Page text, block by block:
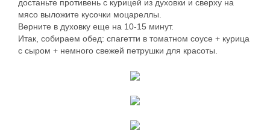
достаньте противень с курицей из духовки и сверху на
мясо выложите кусочки моцареллы.
Верните в духовку еще на 10-15 минут.
Итак, собираем обед: спагетти в томатном соусе + курица
с сыром + немного свежей петрушки для красоты.